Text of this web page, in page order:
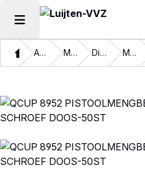
Hoofdmenu openen
ThuisAssortiment Materialen Disposables Mengbekers